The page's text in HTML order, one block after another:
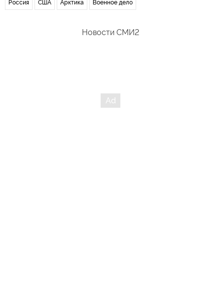
Россия США Арктика Военное дело
Новости СМИ2